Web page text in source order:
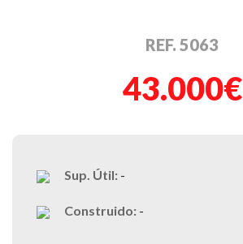
REF. 5063
43.000€
Sup. Útil: -
Construido: -